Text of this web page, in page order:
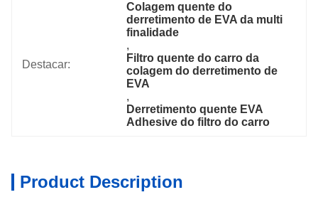
Destacar:
Colagem quente do
derretimento de EVA da multi
finalidade
,
Filtro quente do carro da
colagem do derretimento de
EVA
,
Derretimento quente EVA
Adhesive do filtro do carro
Product Description